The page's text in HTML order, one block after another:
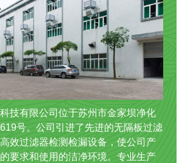
有限公司位于苏州市金家坝净化
号。公司引进了先进的无隔板过滤
效过滤器检测检漏设备，使公司产
要求和使用的洁净环境。专业生产